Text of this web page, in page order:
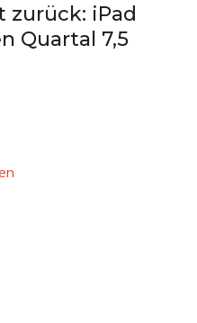
zurück: iPad
Quartal 7,5